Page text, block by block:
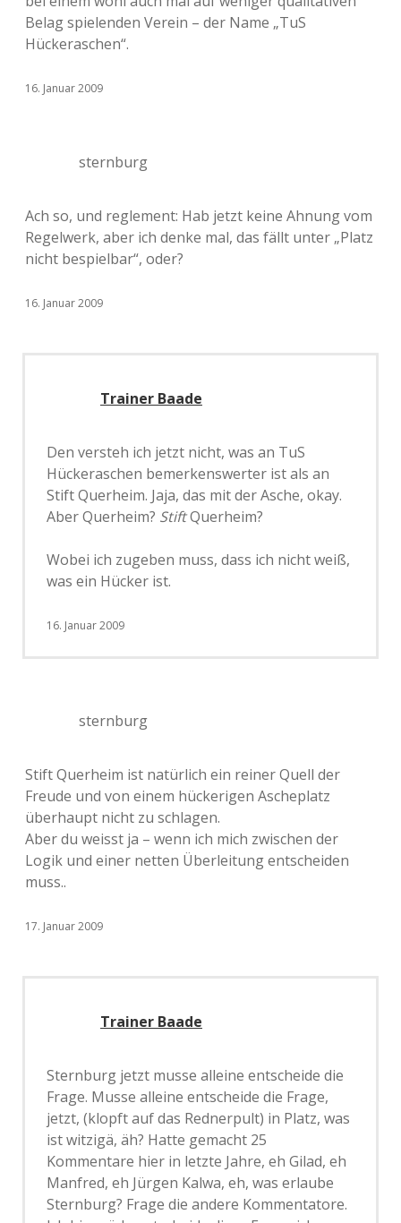
Belag spielenden Verein – der Name „TuS
Hückeraschen“.
16. Januar 2009
sternburg
Ach so, und reglement: Hab jetzt keine Ahnung vom
Regelwerk, aber ich denke mal, das fällt unter „Platz
nicht bespielbar“, oder?
16. Januar 2009
Trainer Baade
Den versteh ich jetzt nicht, was an TuS
Hückeraschen bemerkenswerter ist als an
Stift Querheim. Jaja, das mit der Asche, okay.
Aber Querheim? StiftQuerheim?
Wobei ich zugeben muss, dass ich nicht weiß,
was ein Hücker ist.
16. Januar 2009
sternburg
Stift Querheim ist natürlich ein reiner Quell der
Freude und von einem hückerigen Ascheplatz
überhaupt nicht zu schlagen.
Aber du weisst ja – wenn ich mich zwischen der
Logik und einer netten Überleitung entscheiden
muss..
17. Januar 2009
Trainer Baade
Sternburg jetzt musse alleine entscheide die
Frage. Musse alleine entscheide die Frage,
jetzt, (klopft auf das Rednerpult) in Platz, was
ist witzigä, äh? Hatte gemacht 25
Kommentare hier in letzte Jahre, eh Gilad, eh
Manfred, eh Jürgen Kalwa, eh, was erlaube
Sternburg? Frage die andere Kommentatore.